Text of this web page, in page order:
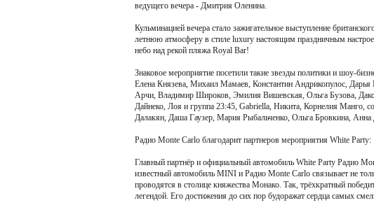
ведущего вечера - Дмитрия Оленина.
Кульминацией вечера стало зажигательное выступление
летнюю атмосферу в стиле luxury настоящим праздничным
небо над рекой пляжа Royal Bar!
Знаковое мероприятие посетили такие звезды политики и шоу-
Елена Князева, Михаил Мамаев, Константин Андрикопулос,
Арчи, Владимир Широков, Эмилия Вишевская, Ольга Бузова,
Дайнеко, Лоя и группа 23:45, Gabriella, Никита, Корнелия
Далакян, Даша Гаузер, Мария Рыбальченко, Ольга Бровкина,
Радио Monte Carlo благодарит партнеров мероприятия White Party:
Главный партнёр и официальный автомобиль White Party Радио
известный автомобиль MINI и Радио Monte Carlo связывает не
проводятся в столице княжества Монако. Так, трёхкратный
легендой. Его достижения до сих пор будоражат сердца самых